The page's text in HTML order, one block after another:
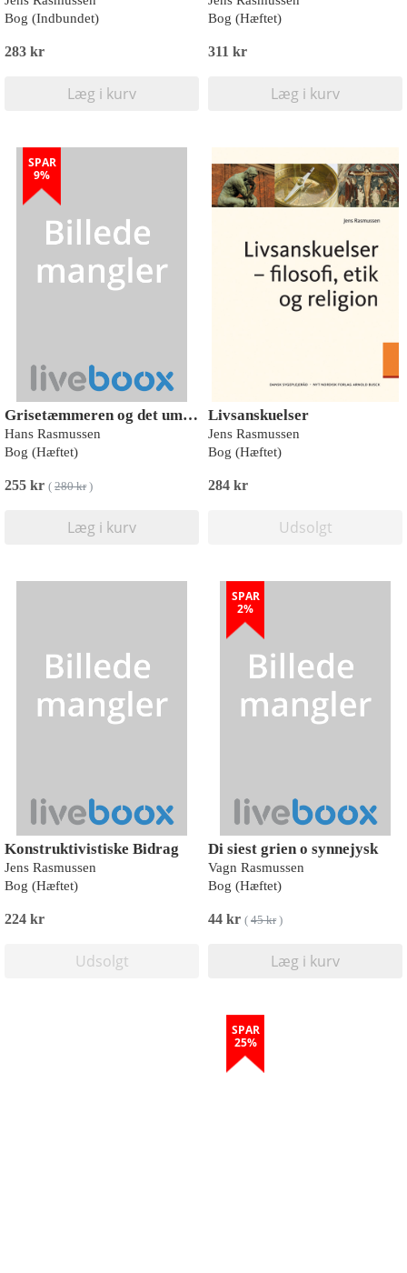
Bog (Indbundet)
283 kr
Læg i kurv
Bog (Hæftet)
311 kr
Læg i kurv
SPAR
9%
Grisetæmmeren og det umulige bankkup
Hans Rasmussen
Bog (Hæftet)
255 kr ( 280 kr)
Læg i kurv
Livsanskuelser
Jens Rasmussen
Bog (Hæftet)
284 kr
Udsolgt
Konstruktivistiske Bidrag
Jens Rasmussen
Bog (Hæftet)
224 kr
Udsolgt
SPAR
2%
Di siest grien o synnejysk
Vagn Rasmussen
Bog (Hæftet)
44 kr ( 45 kr)
Læg i kurv
SPAR
25%